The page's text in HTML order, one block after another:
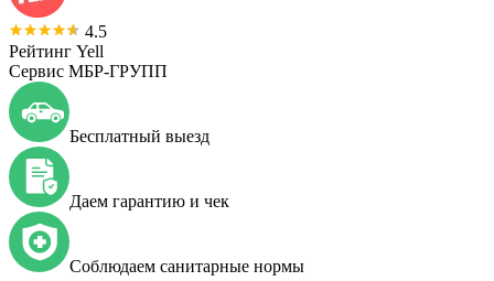
4.5
Рейтинг Yell
Сервис МБР-ГРУПП
Бесплатный выезд
Даем гарантию и чек
Соблюдаем санитарные нормы